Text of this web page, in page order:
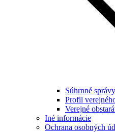
Súhrnné
Profil
Verejné
Iné informácie
Ochrana osobných